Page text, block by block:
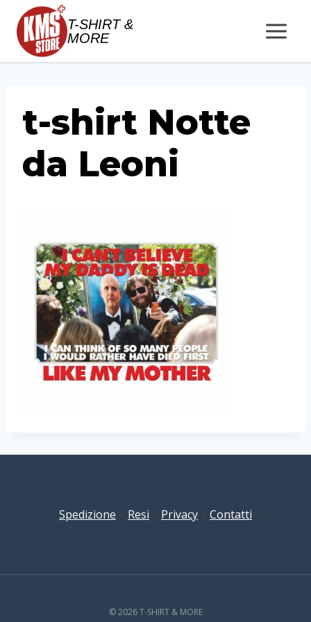
Salta
contenuto
T-SHIRT &
MORE
t-shirt Notte
da Leoni
Spedizione Resi Privacy Contatti
© 2026 T-SHIRT & MORE